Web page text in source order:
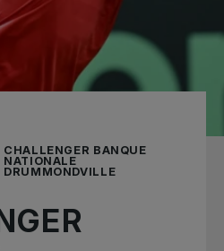
CHALLENGER BANQUE
NATIONALE
DRUMMONDVILLE